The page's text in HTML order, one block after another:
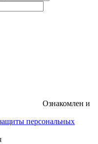
Ознакомлен и
персональных